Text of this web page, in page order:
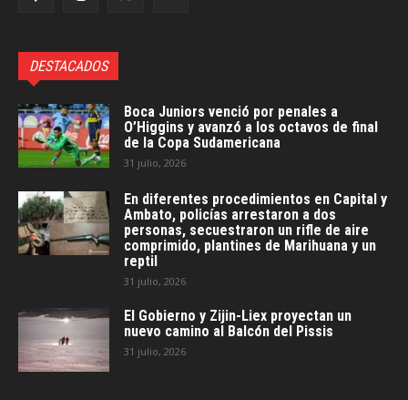
DESTACADOS
Boca Juniors venció por penales a
O’Higgins y avanzó a los octavos de final
de la Copa Sudamericana
31 julio, 2026
En diferentes procedimientos en Capital y
Ambato, policías arrestaron a dos
personas, secuestraron un rifle de aire
comprimido, plantines de Marihuana y un
reptil
31 julio, 2026
El Gobierno y Zijin-Liex proyectan un
nuevo camino al Balcón del Pissis
31 julio, 2026